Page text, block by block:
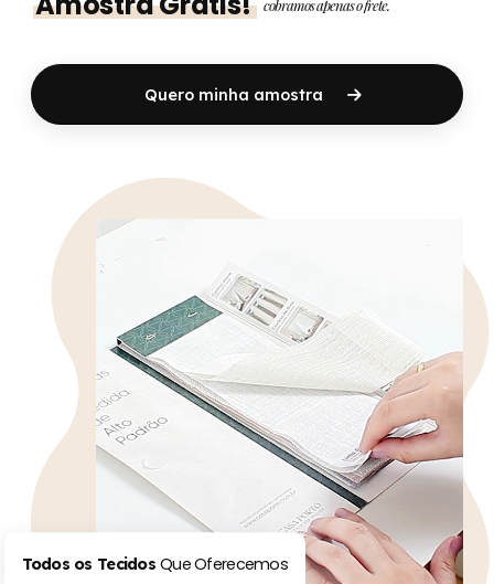
cobramos apenas o frete.
Quero minha amostra
Todos os Tecidos Que Oferecemos